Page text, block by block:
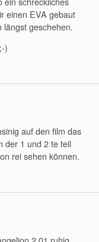
einen EVA gebaut
längst geschehen.
)
auf den film das
der 1 und 2 te teil
rei sehen können.